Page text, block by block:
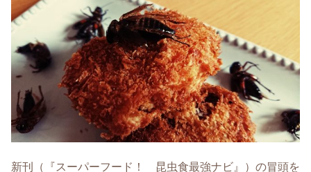
新刊（『スーパーフード！ 昆虫食最強ナビ』）の冒頭を